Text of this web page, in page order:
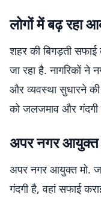
लोगों में बढ़ रहा
शहर की बिगड़ती
जा रहा है. नागरिकों
और व्यवस्था सुधारने
को जलजमाव और
अपर नगर आयुक्त
अपर नगर आयुक्त मो.
गंदगी है, वहां सफाई